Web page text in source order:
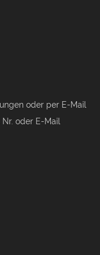
oder per E-Mail
oder E-Mail